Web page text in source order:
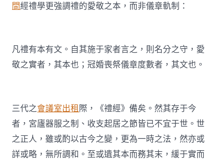
間經禮學更強調禮的愛敬之本，而非儀章軌制：
凡禮有本有文。自其施于家者言之，則名分之守，愛
敬之實者，其本也；冠婚喪祭儀章度數者，其文也。
三代之會議室出租際，《禮經》備矣。然其存于今
者，宮廬器服之制、收支起居之節皆已不宜于世。世
之正人，雖或酌以古今之變，更為一時之法，然亦或
詳或略，無所調和。至或遺其本而務其末，緩于實而